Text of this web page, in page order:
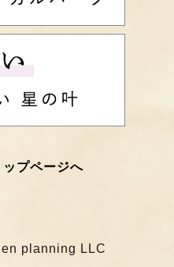
プページへ
planning LLC